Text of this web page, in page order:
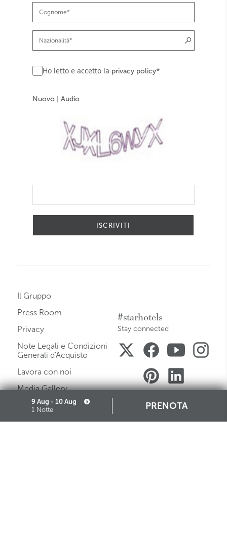
Ho letto e accetto la privacy policy*
Nuovo Audio
ISCRIVITI
#starhotels
Stay connected
Il Gruppo
Press Room
Privacy
Note Legali e Condizioni
Generali d'Acquisto
Lavora con noi
Media Gallery
Mappa del Sito
Governance
9 Aug - 10 Aug
1 Notte PRENOTA